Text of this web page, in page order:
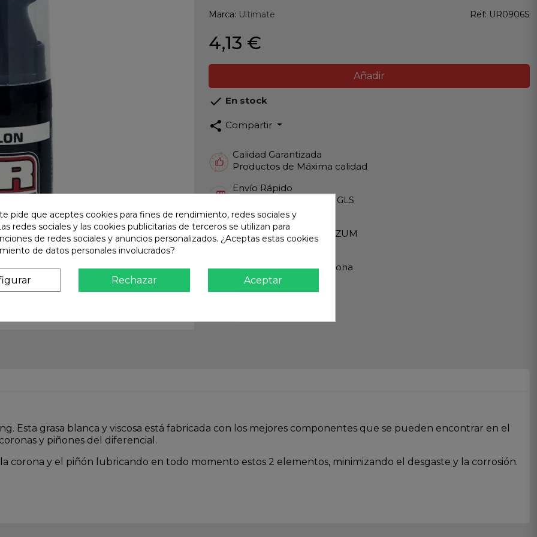
Marca: Ultimate Ref: UR0906S
4,13 €
Añadir
 En stock
share Compartir
Calidad Garantizada
Productos de Máxima calidad
Envío Rápido
Envios Internacionales GLS
Pago Seguro
TARJETA - PAYPAL - BIZUM
Te atendemos en persona
Esta grasa blanca y viscosa está fabricada con los mejores componentes que se pueden encontrar en el
y piñones del diferencial.
corona y el piñón lubricando en todo momento estos 2 elementos, minimizando el desgaste y la corrosión.
pide que aceptes cookies para fines de rendimiento, redes sociales y
redes sociales y las cookies publicitarias de terceros se utilizan para
de redes sociales y anuncios personalizados. ¿Aceptas estas cookies
de datos personales involucrados?
Rechazar Aceptar